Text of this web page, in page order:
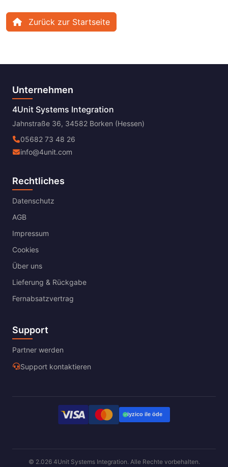
Zurück zur Startseite
Unternehmen
4Unit Systems Integration
Jahnstraße 36, 34582 Borken (Hessen)
05682 73 48 26
info@4unit.com
Rechtliches
Datenschutz
AGB
Impressum
Cookies
Über uns
Lieferung & Rückgabe
Fernabsatzvertrag
Support
Partner werden
Support kontaktieren
© 2.026 4Unit Systems Integration. Alle Rechte vorbehalten.